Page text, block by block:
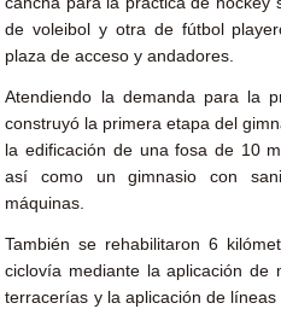
de voleibol y otra de fútbol
plaza de acceso y andadores.
Atendiendo la demanda para la
construyó la primera etapa del
la edificación de una fosa de 10
así como un gimnasio con
máquinas.
También se rehabilitaron 6
ciclovía mediante la aplicación de
terracerías y la aplicación de